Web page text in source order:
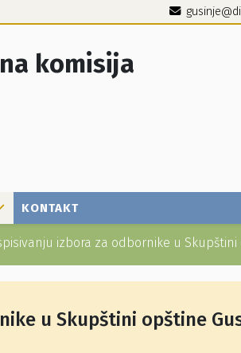
komisija
KONTAKT
izbora za odbornike u Skupštini
u Skupštini opštine